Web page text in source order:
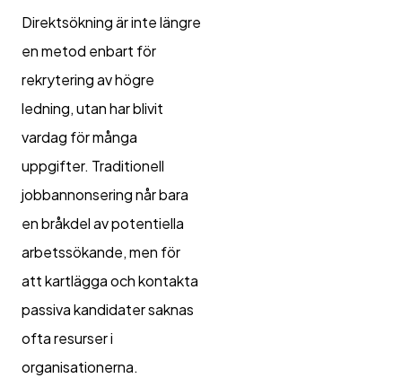
Direktsökning är inte längre
en metod enbart för
rekrytering av högre
ledning, utan har blivit
vardag för många
uppgifter. Traditionell
jobbannonsering når bara
en bråkdel av potentiella
arbetssökande, men för
att kartlägga och kontakta
passiva kandidater saknas
ofta resurser i
organisationerna.